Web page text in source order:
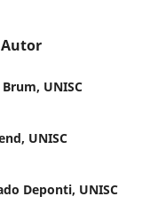
UNISC
UNISC
Deponti, UNISC